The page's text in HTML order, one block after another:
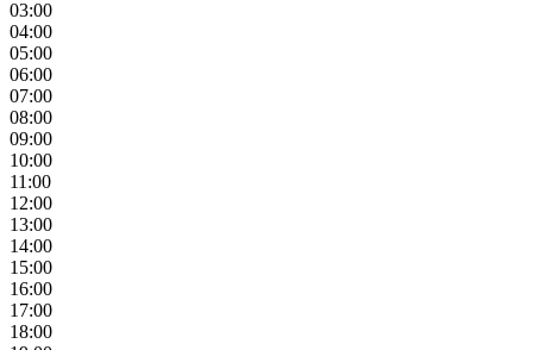
03:00
04:00
05:00
06:00
07:00
08:00
09:00
10:00
11:00
12:00
13:00
14:00
15:00
16:00
17:00
18:00